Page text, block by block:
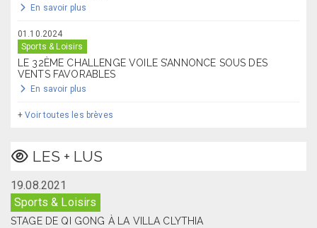
En savoir plus
01.10.2024
Sports & Loisirs
LE 32ÈME CHALLENGE VOILE S’ANNONCE SOUS DES
VENTS FAVORABLES
En savoir plus
+Voir toutes les brèves
LES + LUS
19.08.2021
Sports & Loisirs
STAGE DE QI GONG À LA VILLA CLYTHIA